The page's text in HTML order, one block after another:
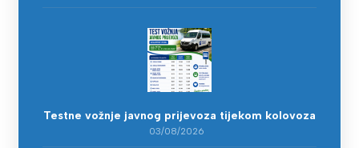
Testne vožnje javnog prijevoza tijekom kolovoza
03/08/2026